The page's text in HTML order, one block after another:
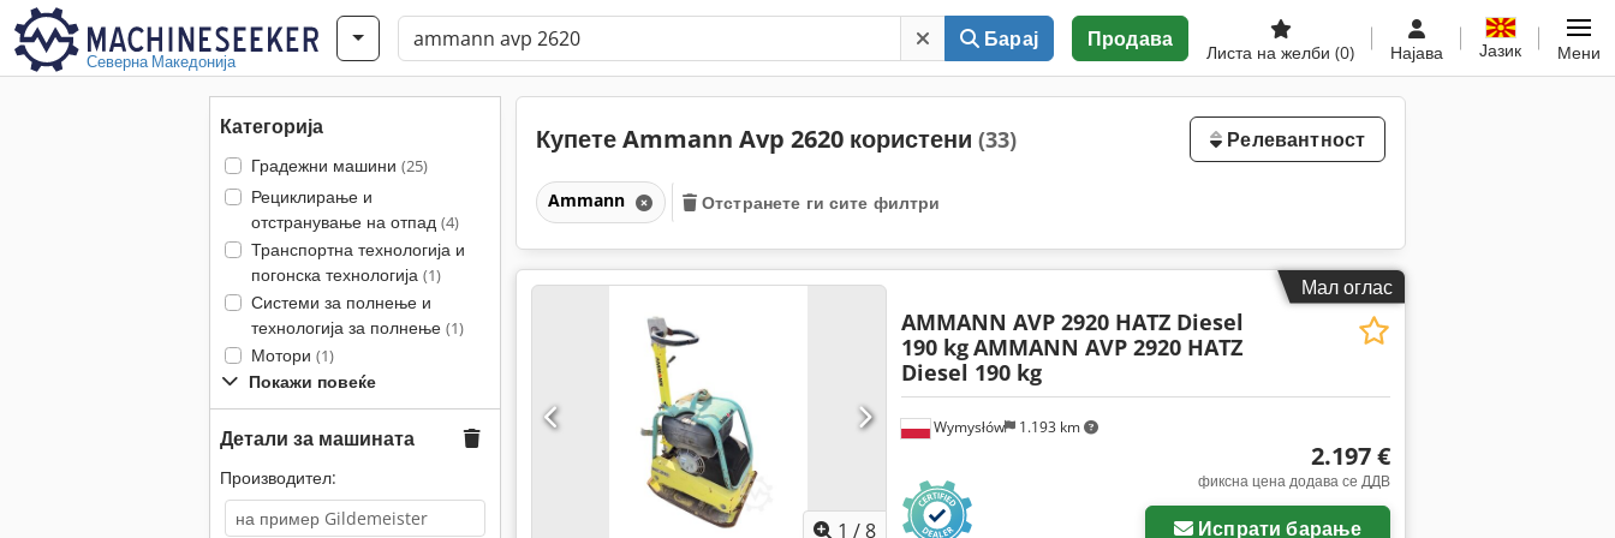
Северна Македонија
Барај Продава
Листа на желби (0) Најава Јазик Мени
Категорија
Градежни машини (25)
Рециклирање и
отстранување на отпад (4)
Транспортна технологија и
погонска технологија (1)
Системи за полнење и
технологија за полнење (1)
Мотори (1)
Покажи повеќе
Детали за машината
Производител:
Купете Ammann Avp 2620 користени (33) Релевантност
Ammann Отстранете ги сите филтри
Мал оглас
1 /8
Wymysłów 1.193 km
AMMANN AVP 2920 HATZ Diesel
190 kgAMMANN AVP 2920 HATZ
Diesel 190 kg
2.197 €
фиксна цена додава се ДДВ
Испрати барање